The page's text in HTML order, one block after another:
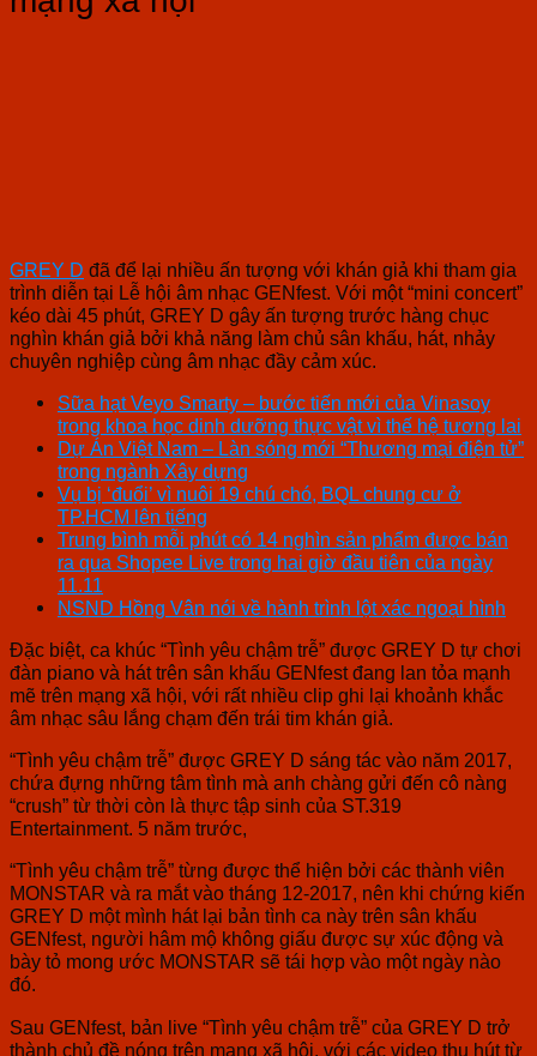
GREY D đã để lại nhiều ấn tượng với khán giả khi tham gia
trình diễn tại Lễ hội âm nhạc GENfest. Với một “mini concert”
kéo dài 45 phút, GREY D gây ấn tượng trước hàng chục
nghìn khán giả bởi khả năng làm chủ sân khấu, hát, nhảy
chuyên nghiệp cùng âm nhạc đầy cảm xúc.
Sữa hạt Veyo Smarty – bước tiến mới của Vinasoy
trong khoa học dinh dưỡng thực vật vì thế hệ tương lai
Dự Án Việt Nam – Làn sóng mới “Thương mại điện tử”
trong ngành Xây dựng
Vụ bị ‘đuổi’ vì nuôi 19 chú chó, BQL chung cư ở
TP.HCM lên tiếng
Trung bình mỗi phút có 14 nghìn sản phẩm được bán
ra qua Shopee Live trong hai giờ đầu tiên của ngày
11.11
NSND Hồng Vân nói về hành trình lột xác ngoại hình
Đặc biệt, ca khúc “Tình yêu chậm trễ” được GREY D tự chơi
đàn piano và hát trên sân khấu GENfest đang lan tỏa mạnh
mẽ trên mạng xã hội, với rất nhiều clip ghi lại khoảnh khắc
âm nhạc sâu lắng chạm đến trái tim khán giả.
“Tình yêu chậm trễ” được GREY D sáng tác vào năm 2017,
chứa đựng những tâm tình mà anh chàng gửi đến cô nàng
“crush” từ thời còn là thực tập sinh của ST.319
Entertainment. 5 năm trước,
“Tình yêu chậm trễ” từng được thể hiện bởi các thành viên
MONSTAR và ra mắt vào tháng 12-2017, nên khi chứng kiến
GREY D một mình hát lại bản tình ca này trên sân khấu
GENfest, người hâm mộ không giấu được sự xúc động và
bày tỏ mong ước MONSTAR sẽ tái hợp vào một ngày nào
đó.
Sau GENfest, bản live “Tình yêu chậm trễ” của GREY D trở
thành chủ đề nóng trên mạng xã hội, với các video thu hút từ